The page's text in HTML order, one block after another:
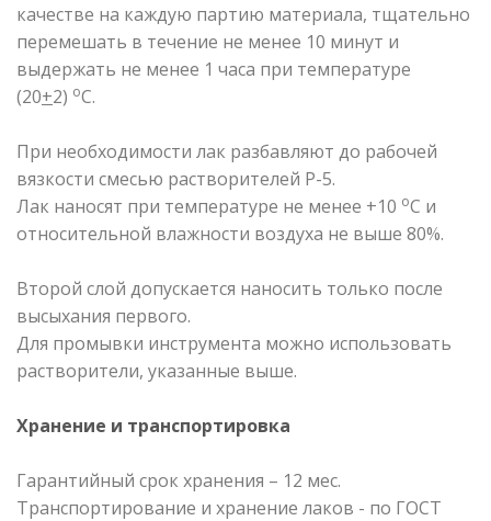
качестве на каждую партию материала, тщательно
перемешать в течение не менее 10 минут и
выдержать не менее 1 часа при температуре
(20+2) оС.
При необходимости лак разбавляют до рабочей
вязкости смесью растворителей Р-5.
Лак наносят при температуре не менее +10 оС и
относительной влажности воздуха не выше 80%.
Второй слой допускается наносить только после
высыхания первого.
Для промывки инструмента можно использовать
растворители, указанные выше.
Хранение и транспортировка
Гарантийный срок хранения – 12 мес.
Транспортирование и хранение лаков - по ГОСТ